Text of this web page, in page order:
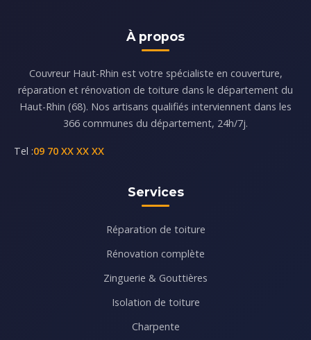
À propos
Couvreur Haut-Rhin est votre spécialiste en couverture,
réparation et rénovation de toiture dans le département du
Haut-Rhin (68). Nos artisans qualifiés interviennent dans les
366 communes du département, 24h/7j.
Tel :09 70 XX XX XX
Services
Réparation de toiture
Rénovation complète
Zinguerie & Gouttières
Isolation de toiture
Charpente